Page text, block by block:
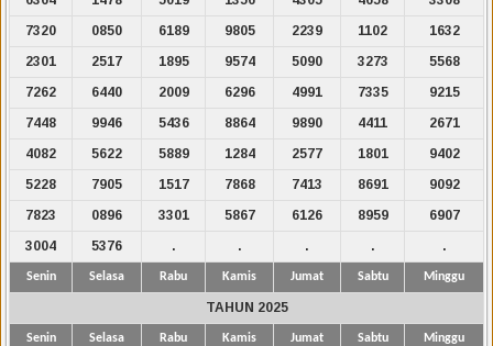
7320
0850 6189 9805 2239 1102
1632
2301
2517 1895 9574 5090 3273
5568
7262
6440 2009 6296 4991 7335
9215
7448
9946 5436 8864 9890 4411
2671
4082
5622 5889 1284 2577 1801
9402
5228
7905 1517 7868 7413 8691
9092
7823
0896 3301 5867 6126 8959
6907
3004
5376 . . . . .
Senin Selasa Rabu Kamis Jumat Sabtu Minggu
TAHUN 2025
Senin Selasa Rabu Kamis Jumat Sabtu Minggu